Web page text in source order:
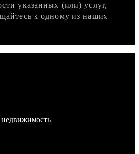
указанных (или) услуг,
к одному из наших